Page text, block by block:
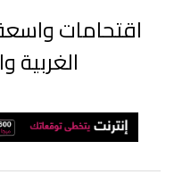
اقتحامات